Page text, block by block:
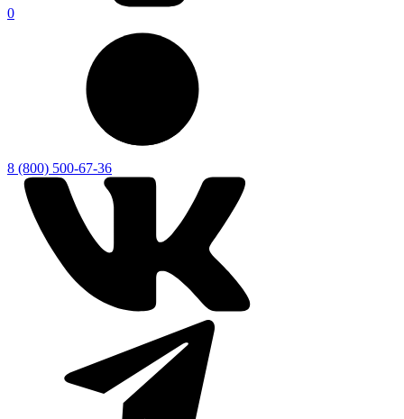
0
8 (800) 500-67-36